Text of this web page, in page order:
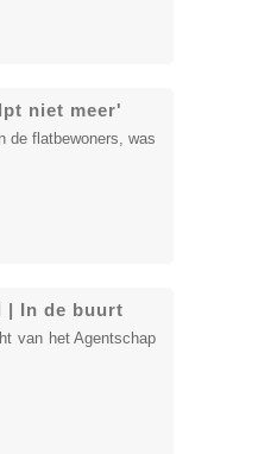
niet meer'
de flatbewoners, was
| In de buurt
van het Agentschap